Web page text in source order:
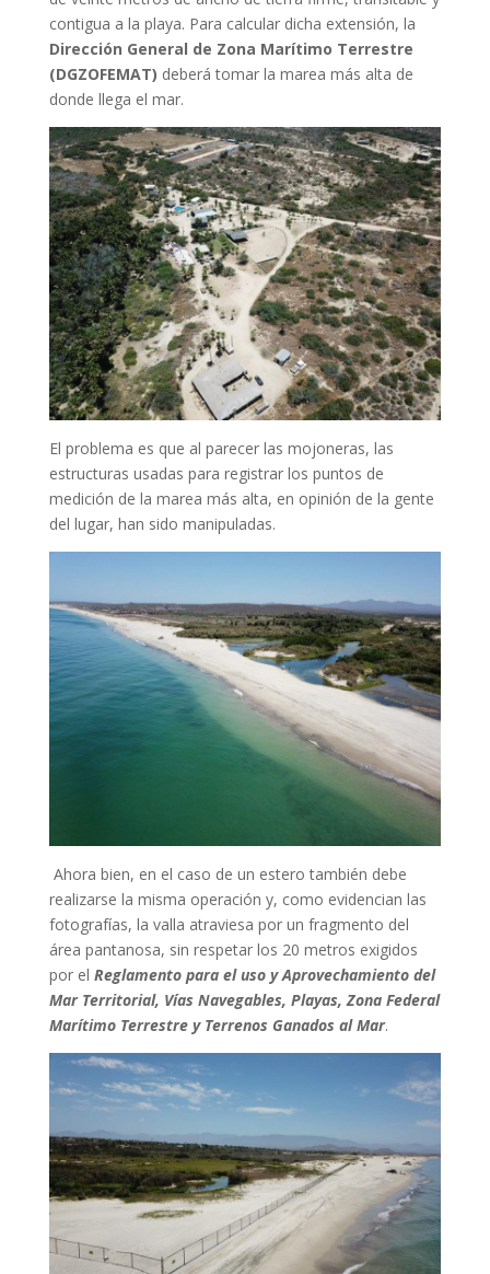
contigua a la playa. Para calcular dicha extensión, la
Dirección General de Zona Marítimo Terrestre
(DGZOFEMAT) deberá tomar la marea más alta de
donde llega el mar.
El problema es que al parecer las mojoneras, las
estructuras usadas para registrar los puntos de
medición de la marea más alta, en opinión de la gente
del lugar, han sido manipuladas.
Ahora bien, en el caso de un estero también debe
realizarse la misma operación y, como evidencian las
fotografías, la valla atraviesa por un fragmento del
área pantanosa, sin respetar los 20 metros exigidos
por el Reglamento para el uso y Aprovechamiento del
Mar Territorial, Vías Navegables, Playas, Zona Federal
Marítimo Terrestre y Terrenos Ganados al Mar.